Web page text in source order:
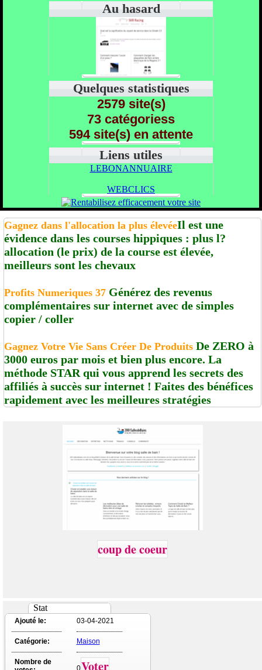
Au hasard
Quelques statistiques
2579 site(s)
73 catégoriess
594 site(s) en attente
Liens utiles
LEBONANNUAIRE
WEBCLICS
Gagnez dans l'allocation la plus élevéeIl est une
évidence dans les courses hippiques : plus l?
allocation (le prix) de la course est élevée,
meilleurs sont les chevaux
Profits Numeriques 37 Générez des revenus
complémentaires sur internet avec de simples
copier / coller
Gagnez Votre Vie Sans Créer De Produits De ZERO à
3000 euros par mois et bien plus encore. La
méthode STAR qui vous apprend les secrets des
affiliés à succès sur internet ! Faites des bénéfices
rapidement avec les meilleures stratégies
coup de coeur
Stat
Ajouté le: 03-04-2021
Catégorie: Maison
Nombre de
0Voter